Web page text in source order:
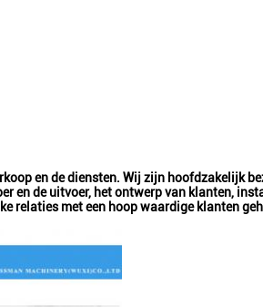
en de diensten. Wij zijn hoofdzakelijk
en de uitvoer, het ontwerp van klanten,
relaties met een hoop waardige klanten